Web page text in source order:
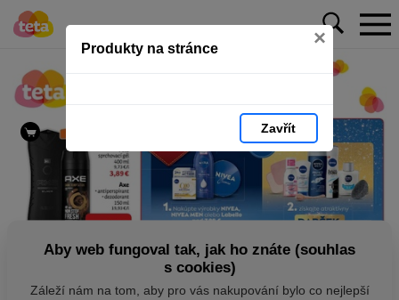
Produkty na stránce ×
Zavřít
Aby web fungoval tak, jak ho znáte (souhlas
s cookies)
Záleží nám na tom, aby pro vás nakupování bylo co nejlepší